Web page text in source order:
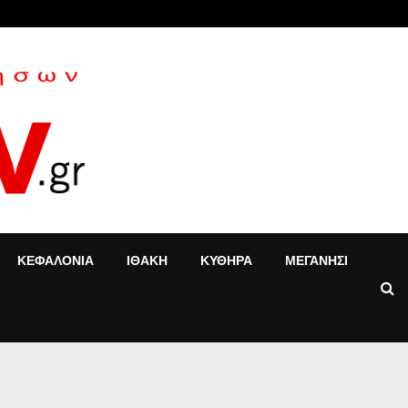
ΚΕΦΑΛΟΝΙΑ ΙΘΑΚΗ ΚΥΘΗΡΑ ΜΕΓΑΝΗΣΙ